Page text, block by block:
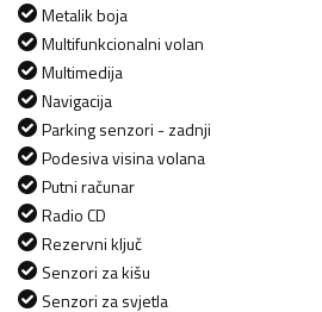
Metalik boja
Multifunkcionalni volan
Multimedija
Navigacija
Parking senzori - zadnji
Podesiva visina volana
Putni računar
Radio CD
Rezervni ključ
Senzori za kišu
Senzori za svjetla